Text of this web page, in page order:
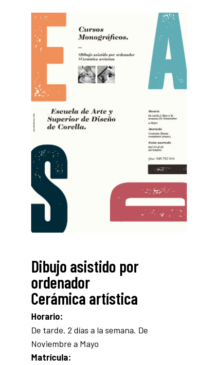
Dibujo asistido por
ordenador
Cerámica artística
Horario:
De tarde. 2 días a la semana. De
Noviembre a Mayo
Matrícula: